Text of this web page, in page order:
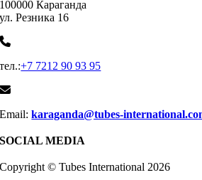
100000 Караганда
ул. Резника 16
тел.:+7 7212 90 93 95
Email:karaganda@tubes-
SOCIAL MEDIA
Copyright © Tubes International 2026